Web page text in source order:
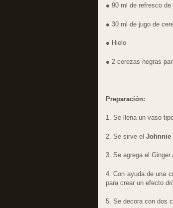
● 90 ml de refresco de
● 30 ml de jugo de
● Hielo
● 2 cerezas negras
Preparación:
1. Se llena un vaso
2. Se sirve el Johnnie
3. Se agrega el Ginger
4. Con ayuda de una
para crear un efecto
5. Se decora con dos